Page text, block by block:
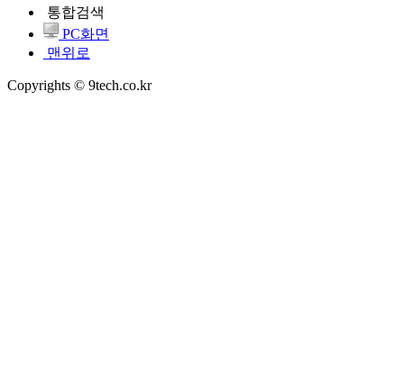
통합검색
PC화면
맨위로
Copyrights © 9tech.co.kr